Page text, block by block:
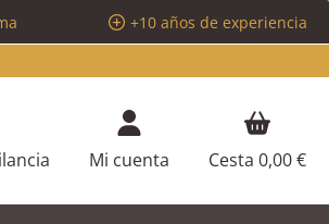
+10 años de experiencia
Tienes 0 artículos en tu lista de
Mi cuenta Cesta 0,00 €